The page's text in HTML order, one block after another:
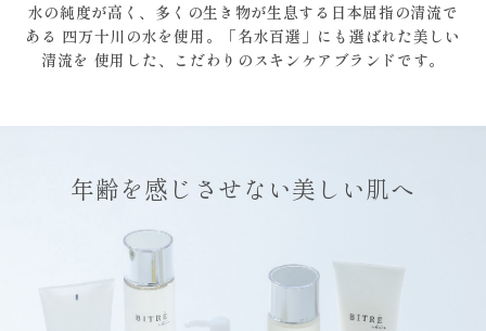
水の純度が高く、多くの生き物が生息する日本屈指の清流で
ある 四万十川の水を使用。「名水百選」にも選ばれた美しい
清流を 使用した、こだわりのスキンケアブランドです。
年齢を感じさせない美しい肌へ